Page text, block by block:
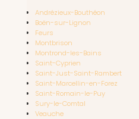
Andrézieux-Bouthéon
Boën-sur-Lignon
Feurs
Montbrison
Montrond-les-Bains
Saint-Cyprien
Saint-Just-Saint-Rambert
Saint-Marcellin-en-Forez
Saint-Romain-le-Puy
Sury-le-Comtal
Veauche